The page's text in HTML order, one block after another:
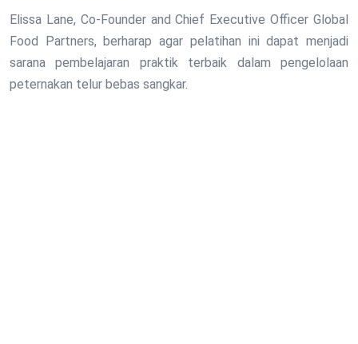
Elissa Lane, Co-Founder and Chief Executive Officer Global
Food Partners, berharap agar pelatihan ini dapat menjadi
sarana pembelajaran praktik terbaik dalam pengelolaan
peternakan telur bebas sangkar.